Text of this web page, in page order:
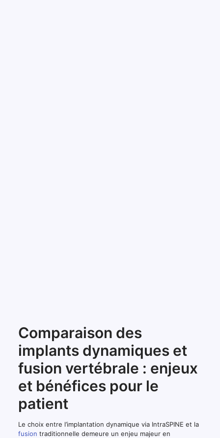
Comparaison des
implants dynamiques et
fusion vertébrale : enjeux
et bénéfices pour le
patient
Le choix entre l’implantation dynamique via IntraSPINE et la
fusion traditionnelle demeure un enjeu majeur en